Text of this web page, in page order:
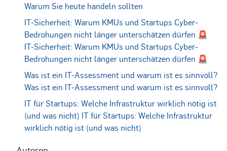
Warum Sie heute handeln sollten
IT-Sicherheit: Warum KMUs und Startups Cyber-
Bedrohungen nicht länger unterschätzen dürfen 🚨
IT-Sicherheit: Warum KMUs und Startups Cyber-
Bedrohungen nicht länger unterschätzen dürfen 🚨
Was ist ein IT-Assessment und warum ist es sinnvoll?
Was ist ein IT-Assessment und warum ist es sinnvoll?
IT für Startups: Welche Infrastruktur wirklich nötig ist
(und was nicht) IT für Startups: Welche Infrastruktur
wirklich nötig ist (und was nicht)